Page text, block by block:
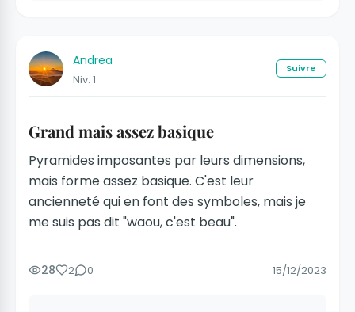
Andrea
Niv. 1
Suivre
Grand mais assez basique
Pyramides imposantes par leurs dimensions,
mais forme assez basique. C'est leur
ancienneté qui en font des symboles, mais je
me suis pas dit "waou, c'est beau".
28 2 0 15/12/2023